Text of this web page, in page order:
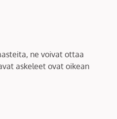
ne voivat ottaa
askeleet ovat oikean